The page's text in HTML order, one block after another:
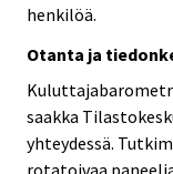
henkilöä.
Otanta ja
saakka
yhteydessä.